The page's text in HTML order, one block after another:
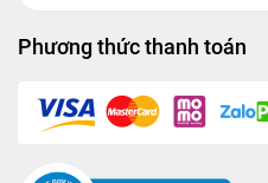
Phương thức thanh toán